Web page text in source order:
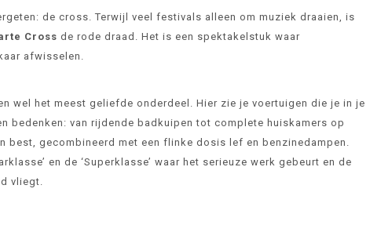
de cross. Terwijl veel festivals alleen om muziek draaien, is
Cross de rode draad. Het is een spektakelstuk waar
afwisselen.
wel het meest geliefde onderdeel. Hier zie je voertuigen die je in je
bedenken: van rijdende badkuipen tot complete huiskamers op
best, gecombineerd met een flinke dosis lef en benzinedampen.
en de ‘Superklasse’ waar het serieuze werk gebeurt en de
vliegt.